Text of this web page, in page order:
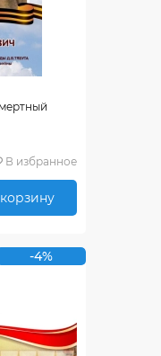
В избранное
-4%